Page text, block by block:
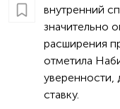
внутренний
значительно
расширения
отметила
уверенности,
ставку.